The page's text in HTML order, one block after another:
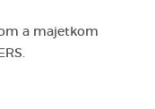
a majetkom